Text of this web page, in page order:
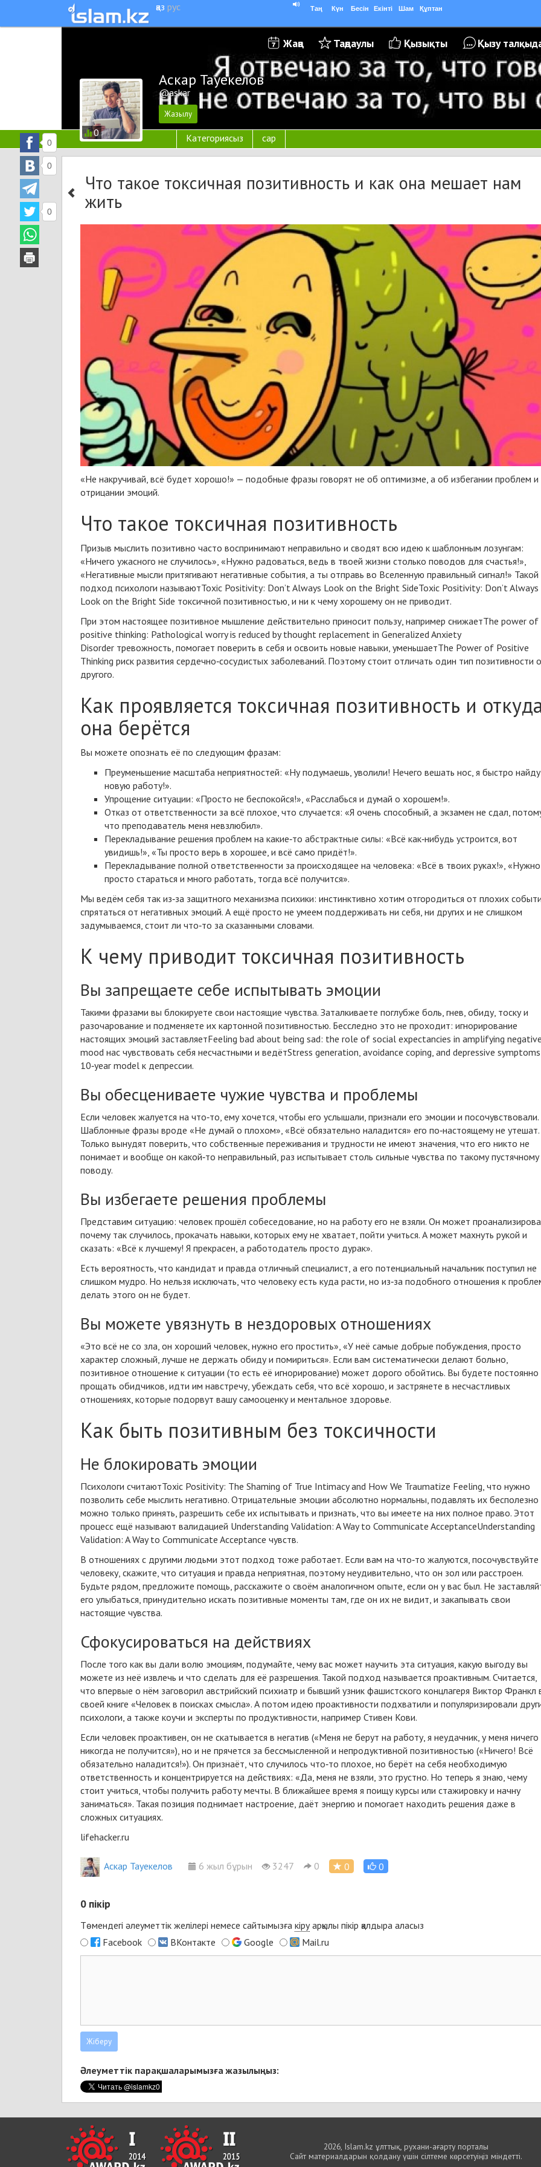
қаз рус Таң Күн Бесін Екінті Шам Құптан
Жаңа Таңдаулы Қызықты Қызу
0
Аскар Тауекелов
@askar
Категориясыз сар
Что такое токсичная позитивность и как она мешает нам
жить
0
0
0
«Не накручивай, всё будет хорошо!» — подобные фразы говорят не об оптимизме, а об избегании проблем и
отрицании эмоций.
Что такое токсичная позитивность
Призыв мыслить позитивно часто воспринимают неправильно и сводят всю идею к шаблонным лозунгам:
«Ничего ужасного не случилось», «Нужно радоваться, ведь в твоей жизни столько поводов для счастья!»,
«Негативные мысли притягивают негативные события, а ты отправь во Вселенную правильный сигнал!» Такой
подход психологи называютToxic Positivity: Don’t Always Look on the Bright SideToxic Positivity: Don’t Always
Look on the Bright Side токсичной позитивностью, и ни к чему хорошему он не приводит.
При этом настоящее позитивное мышление действительно приносит пользу, например снижаетThe power of
positive thinking: Pathological worry is reduced by thought replacement in Generalized Anxiety
Disorder тревожность, помогает поверить в себя и освоить новые навыки, уменьшаетThe Power of Positive
Thinking риск развития сердечно‑сосудистых заболеваний. Поэтому стоит отличать один тип позитивности
другого.
Как проявляется токсичная позитивность и
она берётся
Вы можете опознать её по следующим фразам:
Преуменьшение масштаба неприятностей: «Ну подумаешь, уволили! Нечего вешать нос, я быстро найду
новую работу!».
Упрощение ситуации: «Просто не беспокойся!», «Расслабься и думай о хорошем!».
Отказ от ответственности за всё плохое, что случается: «Я очень способный, а экзамен не сдал,
что преподаватель меня невзлюбил».
Перекладывание решения проблем на какие‑то абстрактные силы: «Всё как‑нибудь устроится, вот
увидишь!», «Ты просто верь в хорошее, и всё само придёт!».
Перекладывание полной ответственности за происходящее на человека: «Всё в твоих руках!», «Нужно
просто стараться и много работать, тогда всё получится».
Мы ведём себя так из‑за защитного механизма психики: инстинктивно хотим отгородиться от плохих
спрятаться от негативных эмоций. А ещё просто не умеем поддерживать ни себя, ни других и не слишком
задумываемся, стоит ли что‑то за сказанными словами.
К чему приводит токсичная позитивность
Вы запрещаете себе испытывать эмоции
Такими фразами вы блокируете свои настоящие чувства. Заталкиваете поглубже боль, гнев, обиду, тоску и
разочарование и подменяете их картонной позитивностью. Бесследно это не проходит: игнорирование
настоящих эмоций заставляетFeeling bad about being sad: the role of social expectancies in amplifying
mood нас чувствовать себя несчастными и ведётStress generation, avoidance coping, and depressive
10‑year model к депрессии.
Вы обесцениваете чужие чувства и проблемы
Если человек жалуется на что‑то, ему хочется, чтобы его услышали, признали его эмоции и посочувствовали.
Шаблонные фразы вроде «Не думай о плохом», «Всё обязательно наладится» его по‑настоящему не утешат.
Только вынудят поверить, что собственные переживания и трудности не имеют значения, что его никто не
понимает и вообще он какой‑то неправильный, раз испытывает столь сильные чувства по такому пустячному
поводу.
Вы избегаете решения проблемы
Представим ситуацию: человек прошёл собеседование, но на работу его не взяли. Он может
почему так случилось, прокачать навыки, которых ему не хватает, пойти учиться. А может махнуть рукой и
сказать: «Всё к лучшему! Я прекрасен, а работодатель просто дурак».
Есть вероятность, что кандидат и правда отличный специалист, а его потенциальный начальник поступил не
слишком мудро. Но нельзя исключать, что человеку есть куда расти, но из‑за подобного отношения к
делать этого он не будет.
Вы можете увязнуть в нездоровых отношениях
«Это всё не со зла, он хороший человек, нужно его простить», «У неё самые добрые побуждения, просто
характер сложный, лучше не держать обиду и помириться». Если вам систематически делают больно,
позитивное отношение к ситуации (то есть её игнорирование) может дорого обойтись. Вы будете постоянно
прощать обидчиков, идти им навстречу, убеждать себя, что всё хорошо, и застрянете в несчастливых
отношениях, которые подорвут вашу самооценку и ментальное здоровье.
Как быть позитивным без токсичности
Не блокировать эмоции
Психологи считаютToxic Positivity: The Shaming of True Intimacy and How We Traumatize Feeling, что нужно
позволить себе мыслить негативно. Отрицательные эмоции абсолютно нормальны, подавлять их
можно только принять, разрешить себе их испытывать и признать, что вы имеете на них полное право. Этот
процесс ещё называют валидацией Understanding Validation: A Way to Communicate AcceptanceUnderstanding
Validation: A Way to Communicate Acceptance чувств.
В отношениях с другими людьми этот подход тоже работает. Если вам на что‑то жалуются, посочувствуйте
человеку, скажите, что ситуация и правда неприятная, поэтому неудивительно, что он зол или расстроен.
Будьте рядом, предложите помощь, расскажите о своём аналогичном опыте, если он у вас был. Не
его улыбаться, принудительно искать позитивные моменты там, где он их не видит, и закапывать свои
настоящие чувства.
Сфокусироваться на действиях
После того как вы дали волю эмоциям, подумайте, чему вас может научить эта ситуация, какую выгоду вы
можете из неё извлечь и что сделать для её разрешения. Такой подход называется проактивным. Считается,
что впервые о нём заговорил австрийский психиатр и бывший узник фашистского концлагеря Виктор Франкл
своей книге «Человек в поисках смысла». А потом идею проактивности подхватили и популяризировали
психологи, а также коучи и эксперты по продуктивности, например Стивен Кови.
Если человек проактивен, он не скатывается в негатив («Меня не берут на работу, я неудачник, у меня ничего
никогда не получится»), но и не прячется за бессмысленной и непродуктивной позитивностью («Ничего! Всё
обязательно наладится!»). Он признаёт, что случилось что‑то плохое, но берёт на себя необходимую
ответственность и концентрируется на действиях: «Да, меня не взяли, это грустно. Но теперь я знаю, чему
стоит учиться, чтобы получить работу мечты. В ближайшее время я поищу курсы или стажировку и начну
заниматься». Такая позиция поднимает настроение, даёт энергию и помогает находить решения даже в
сложных ситуациях.
lifehacker.ru
Аскар Тауекелов 6 жыл бұрын 3247 0 0 0
0 пікір
Төмендегі әлеуметтік желілері немесе сайтымызға кіруарқылы пікір қалдыра аласыз
Facebook
ВКонтакте Google Mail.ru
Әлеуметтік парақшаларымызға жазылыңыз:
2026, Islam.kz ұлттық, рухани-ағарту порталы
Сайт материалдарын қолдану үшін сілтеме көрсетуіңіз міндетті.